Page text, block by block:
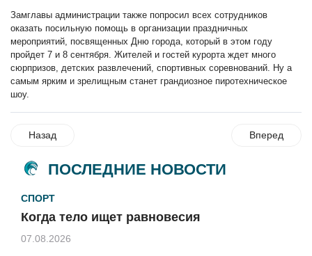
Замглавы администрации также попросил всех сотрудников
оказать посильную помощь в организации праздничных
мероприятий, посвященных Дню города, который в этом году
пройдет 7 и 8 сентября. Жителей и гостей курорта ждет много
сюрпризов, детских развлечений, спортивных соревнований. Ну а
самым ярким и зрелищным станет грандиозное пиротехническое
шоу.
Назад Вперед
ПОСЛЕДНИЕ НОВОСТИ
СПОРТ
Когда тело ищет равновесия
07.08.2026